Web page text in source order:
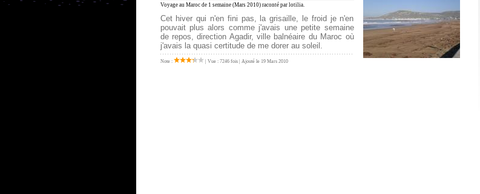
Voyage au Marocde 1 semaine (Mars 2010) raconté par lotilia.
Cet hiver qui n'en fini pas, la grisaille, le froid je n'en
pouvait plus alors comme j'avais une petite semaine
de repos, direction Agadir, ville balnéaire du Maroc où
j'avais la quasi certitude de me dorer au soleil.
Note : | Vue : 7246 fois | Ajouté le 19 Mars 2010